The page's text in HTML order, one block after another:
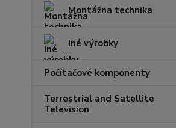
Montážna technika
Iné výrobky
Počítačové komponenty
Terrestrial and Satellite
Television